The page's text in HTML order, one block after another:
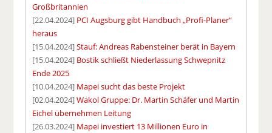
Großbritannien
[22.04.2024] PCI Augsburg gibt Handbuch „Profi-Planer“
heraus
[15.04.2024]Stauf: Andreas Rabensteiner berät in Bayern
[15.04.2024] Bostik schließt Niederlassung Schwepnitz
Ende 2025
[10.04.2024] Mapei sucht das beste Projekt
[02.04.2024]Wakol Gruppe: Dr. Martin Schäfer und Martin
Eichel übernehmen Leitung
[26.03.2024] Mapei investiert 13 Millionen Euro in